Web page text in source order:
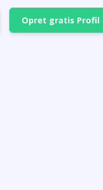
Opret gratis Profil